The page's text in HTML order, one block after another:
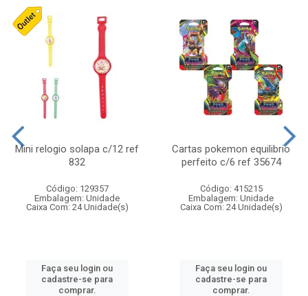
Mini relogio solapa c/12 ref
832
Código: 129357
Embalagem: Unidade
Caixa Com: 24 Unidade(s)
Faça seu login ou
cadastre-se para
comprar.
Cartas pokemon equilibrio
perfeito c/6 ref 35674
Código: 415215
Embalagem: Unidade
Caixa Com: 24 Unidade(s)
Faça seu login ou
cadastre-se para
comprar.